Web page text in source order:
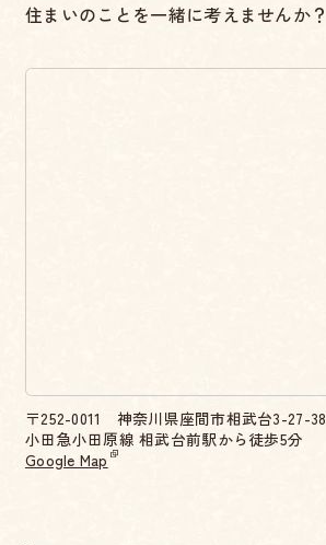
住まいのことを一緒に考えませんか？
〒252-0011 神奈川県座間市相武台3-27-38
小田急小田原線 相武台前駅から徒歩5分
Google Map